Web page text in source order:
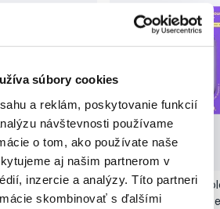
súbory cookies
a reklám, poskytovanie funkcií
návštevnosti používame
o tom, ako používate naše
aj našim partnerom v
inzercie a analýzy. Títo partneri
skombinovať s ďalšími
sonická
SANGI, biela
Pop Instant Teeth
pre okamžitý bieliaci